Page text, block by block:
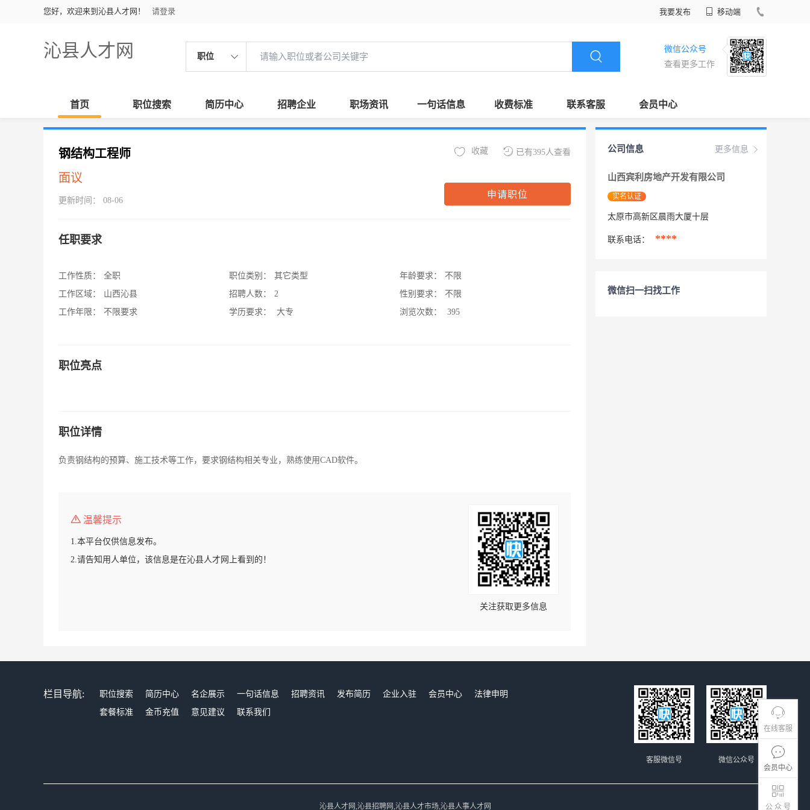
您好，欢迎来到沁县人才网！ 请登录 我要发布 移动端
沁县人才网 职位
微信公众号
查看更多工作
首页 职位搜索 简历中心 招聘企业 职场资讯 一句话信息 收费标准 联系客服 会员中心
在线客服
会员中心
公 众 号
钢结构工程师
面议
更新时间： 08-06
已有395人查看
收藏
申请职位
任职要求
工作性质：
全职
工作区域：
山西沁县
工作年限：
不限要求
职位类别：
其它类型
招聘人数：
2
学历要求：
大专
年龄要求：
不限
性别要求：
不限
浏览次数：
395
职位亮点
职位详情
负责钢结构的预算、施工技术等工作，要求钢结构相关专业，熟练使用CAD软件。
温馨提示
1.本平台仅供信息发布。
2.请告知用人单位，该信息是在沁县人才网上看到的！
关注获取更多信息
更多信息
公司信息
山西宾利房地产开发有限公司
实名认证
太原市高新区晨雨大厦十层
联系电话： ****
微信扫一扫找工作
栏目导航: 职位搜索 简历中心 名企展示 一句话信息 招聘资讯 发布简历 企业入驻 会员中心
法律申明
套餐标准
金币充值 意见建议 联系我们
微信公众号
客服微信号
沁县人才网,沁县招聘网,沁县人才市场,沁县人事人才网